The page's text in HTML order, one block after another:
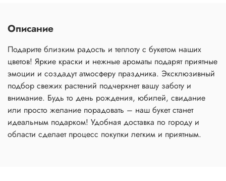
Описание
Подарите близким радость и теплоту с букетом наших
цветов! Яркие краски и нежные ароматы подарят приятные
эмоции и создадут атмосферу праздника. Эксклюзивный
подбор свежих растений подчеркнет вашу заботу и
внимание. Будь то день рождения, юбилей, свидание
или просто желание порадовать – наш букет станет
идеальным подарком! Удобная доставка по городу и
области сделает процесс покупки легким и приятным.